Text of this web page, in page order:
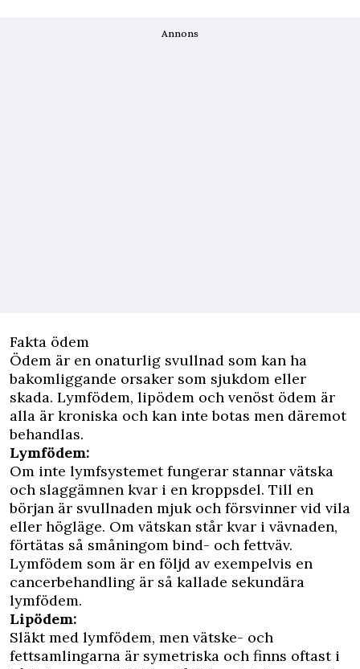
Annons
Fakta ödem
Ödem är en onaturlig svullnad som kan ha
bakomliggande orsaker som sjukdom eller
skada. Lymfödem, lipödem och venöst ödem är
alla är kroniska och kan inte botas men däremot
behandlas.
Lymfödem:
Om inte lymfsystemet fungerar stannar vätska
och slaggämnen kvar i en kroppsdel. Till en
början är svullnaden mjuk och försvinner vid vila
eller högläge. Om vätskan står kvar i vävnaden,
förtätas så småningom bind- och fettväv.
Lymfödem som är en följd av exempelvis en
cancerbehandling är så kallade sekundära
lymfödem.
Lipödem:
Släkt med lymfödem, men vätske- och
fettsamlingarna är symetriska och finns oftast i